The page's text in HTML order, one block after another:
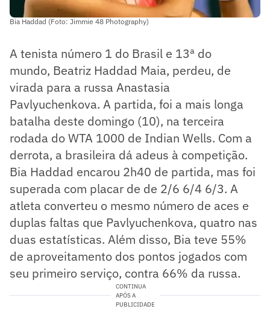
Bia Haddad (Foto: Jimmie 48 Photography)
A tenista número 1 do Brasil e 13ª do
mundo, Beatriz Haddad Maia, perdeu, de
virada para a russa Anastasia
Pavlyuchenkova. A partida, foi a mais longa
batalha deste domingo (10), na terceira
rodada do WTA 1000 de Indian Wells. Com a
derrota, a brasileira dá adeus à competição.
Bia Haddad encarou 2h40 de partida, mas foi
superada com placar de de 2/6 6/4 6/3. A
atleta converteu o mesmo número de aces e
duplas faltas que Pavlyuchenkova, quatro nas
duas estatísticas. Além disso, Bia teve 55%
de aproveitamento dos pontos jogados com
seu primeiro serviço, contra 66% da russa.
CONTINUA
APÓS A
PUBLICIDADE